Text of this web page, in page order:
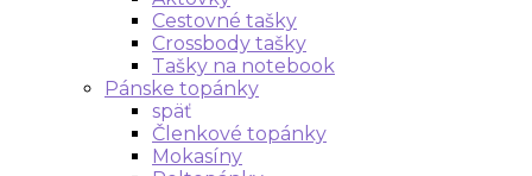
Cestovné tašky
Crossbody tašky
Tašky na notebook
Pánske topánky
späť
Členkové topánky
Mokasíny